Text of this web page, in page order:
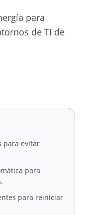
para
de TI de
para evitar
para
para reiniciar